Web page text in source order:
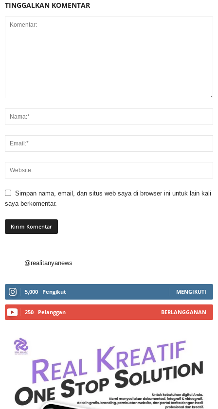
TINGGALKAN KOMENTAR
Simpan nama, email, dan situs web saya di browser ini untuk lain kali
saya berkomentar.
@realitanyanews
5,000 Pengikut MENGIKUTI
250 Pelanggan BERLANGGANAN